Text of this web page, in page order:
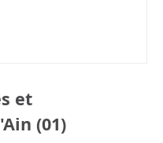
et
(01)